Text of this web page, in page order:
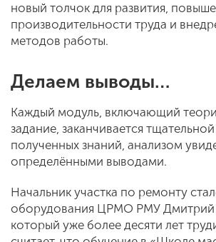
новый толчок для развития,
производительности труда и
методов работы.
Делаем выводы…
Каждый модуль, включающий
задание, заканчивается
полученных знаний, анализом
определёнными выводами.
Начальник участка по ремонту
оборудования ЦРМО РМУ Дмитрий
который уже более десяти лет